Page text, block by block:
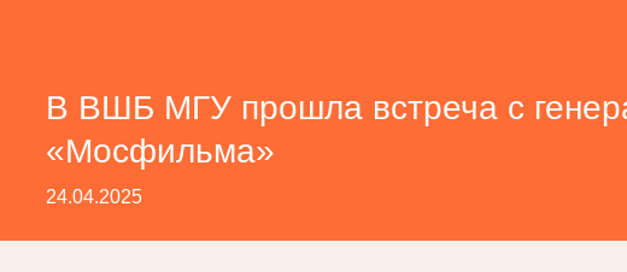
В ВШБ МГУ прошла встреча с
«Мосфильма»
24.04.2025